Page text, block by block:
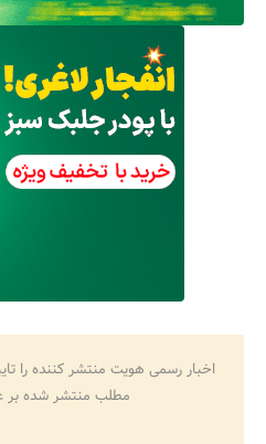
اخبار رسمی هویت منتشر کننده را
مطلب منتشر شده بر